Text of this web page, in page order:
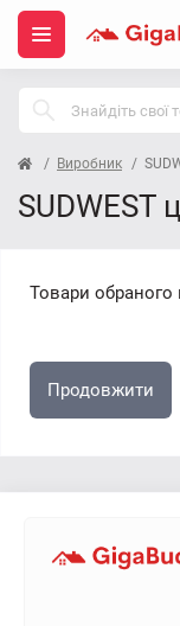
Виробник
SUDWEST
Товари обраного
Продовжити